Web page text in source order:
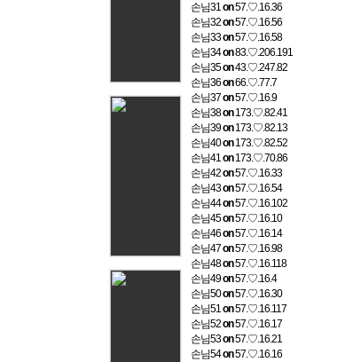
손님31on57.♡.16.36
손님32on57.♡.16.56
손님33on57.♡.16.58
손님34on83.♡.206.191
손님35on43.♡.247.82
손님36on66.♡.77.7
손님37on57.♡.16.9
손님38on 173.♡.82.41
손님39on 173.♡.82.13
손님40on 173.♡.82.52
손님41on 173.♡.70.86
손님42on57.♡.16.33
손님43on57.♡.16.54
손님44on57.♡.16.102
손님45on57.♡.16.10
손님46on57.♡.16.14
손님47on57.♡.16.98
손님48on57.♡.16.118
손님49on57.♡.16.4
손님50on57.♡.16.30
손님51on57.♡.16.117
손님52on57.♡.16.17
손님53on57.♡.16.21
손님54on57.♡.16.16